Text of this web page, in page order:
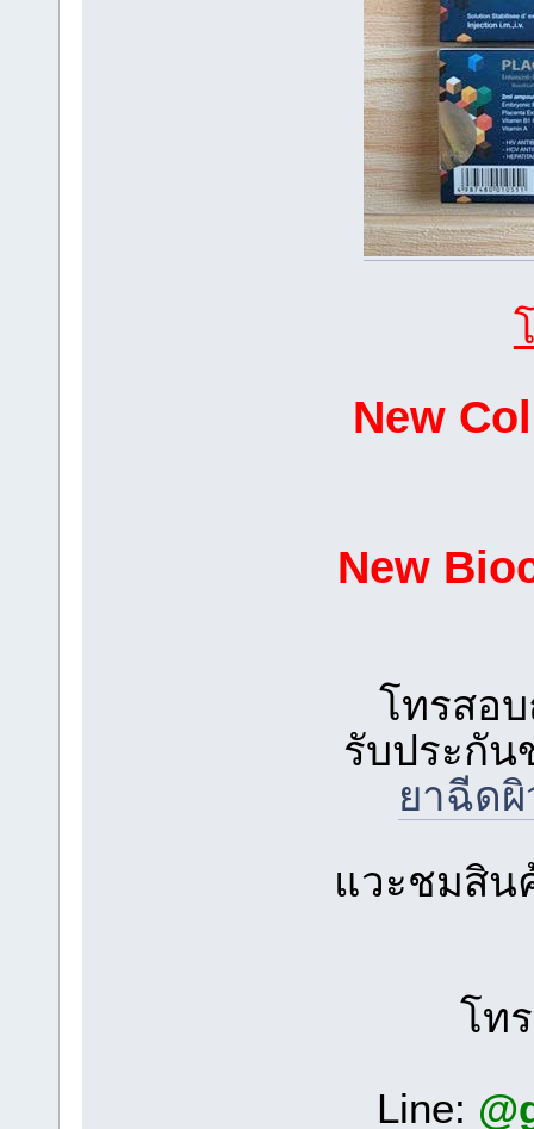
New
New
โทรสอ
รับประกั
ยาฉีด
แวะชมสิ
โท
Line: